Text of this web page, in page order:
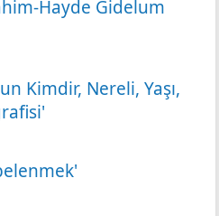
Hayde Gidelum
Kimdir, Nereli, Yaşı,